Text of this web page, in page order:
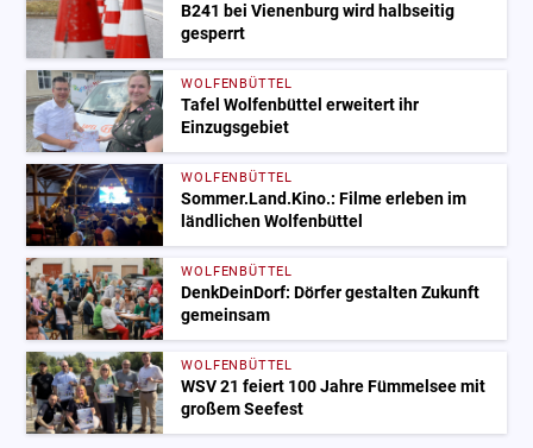
B241 bei Vienenburg wird halbseitig
gesperrt
WOLFENBÜTTEL
Tafel Wolfenbüttel erweitert ihr
Einzugsgebiet
WOLFENBÜTTEL
Sommer.Land.Kino.: Filme erleben im
ländlichen Wolfenbüttel
WOLFENBÜTTEL
DenkDeinDorf: Dörfer gestalten Zukunft
gemeinsam
WOLFENBÜTTEL
WSV 21 feiert 100 Jahre Fümmelsee mit
großem Seefest